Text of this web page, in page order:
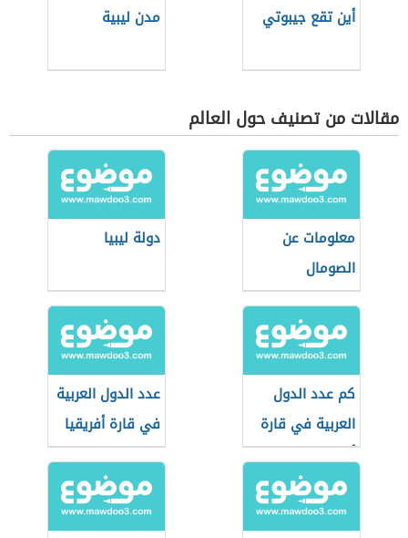
أين تقع جيبوتي مدن ليبية
مقالات من تصنيف حول العالم
معلومات عن
الصومال
دولة ليبيا
كم عدد الدول
العربية في قارة
أفريقيا
عدد الدول العربية
في قارة أفريقيا